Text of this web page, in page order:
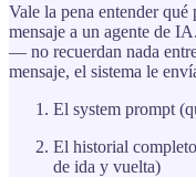
Vale la pena entender qué
mensaje a un agente de
— no recuerdan nada
mensaje, el sistema le
El system prompt
El historial
de ida y vuelta)